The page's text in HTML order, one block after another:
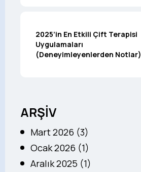
2025’in En Etkili Çift Terapisi
Uygulamaları
(Deneyimleyenlerden Notlar)
ARŞİV
Mart 2026 (3)
Ocak 2026 (1)
Aralık 2025 (1)